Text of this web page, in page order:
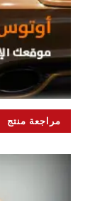
مراجعة منتج